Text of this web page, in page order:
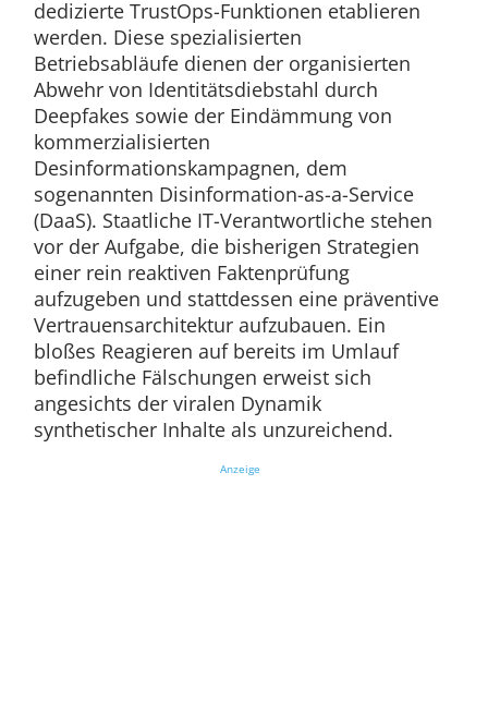
dedizierte TrustOps-Funktionen etablieren
werden. Diese spezialisierten
Betriebsabläufe dienen der organisierten
Abwehr von Identitätsdiebstahl durch
Deepfakes sowie der Eindämmung von
kommerzialisierten
Desinformationskampagnen, dem
sogenannten Disinformation-as-a-Service
(DaaS). Staatliche IT-Verantwortliche stehen
vor der Aufgabe, die bisherigen Strategien
einer rein reaktiven Faktenprüfung
aufzugeben und stattdessen eine präventive
Vertrauensarchitektur aufzubauen. Ein
bloßes Reagieren auf bereits im Umlauf
befindliche Fälschungen erweist sich
angesichts der viralen Dynamik
synthetischer Inhalte als unzureichend.
Anzeige